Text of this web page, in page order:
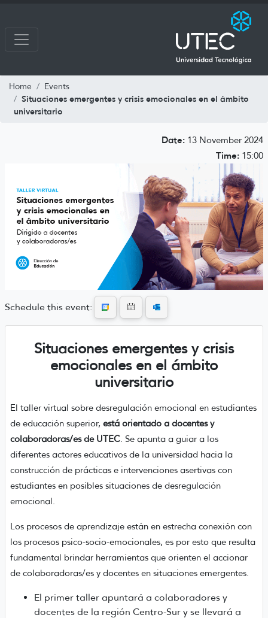
Home Events
Situaciones emergentes y crisis emocionales en el ámbito
universitario
Date: 13 November 2024
Time: 15:00
Schedule this event:
Situaciones emergentes y crisis
emocionales en el ámbito
universitario
El taller virtual sobre desregulación emocional en estudiantes
de educación superior, está orientado a docentes y
colaboradoras/es de UTEC. Se apunta a guiar a los
diferentes actores educativos de la universidad hacia la
construcción de prácticas e intervenciones asertivas con
estudiantes en posibles situaciones de desregulación
emocional.
Los procesos de aprendizaje están en estrecha conexión con
los procesos psico-socio-emocionales, es por esto que resulta
fundamental brindar herramientas que orienten el accionar
de colaboradoras/es y docentes en situaciones emergentes.
El primer taller apuntará a colaboradores y
docentes de la región Centro-Sur y se llevará a